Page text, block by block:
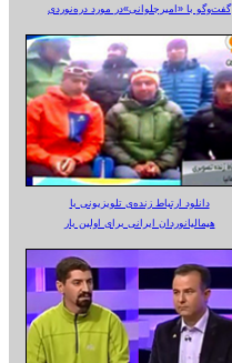
گفت‌وگو با «امیرجلوانی»در مورد دره‌نوردی
دانلود ارتباط زنده‌ی تلویزیونی‌ با
هیمالیانوردان ایرانی برای اولین بار